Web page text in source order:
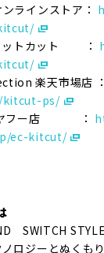
ラインストア：
ットカット ：
楽天市場店 ：
kitcut-ps/
ヤフー店 ：
ec-kitcut/
SWITCH
ロジーとぬくも